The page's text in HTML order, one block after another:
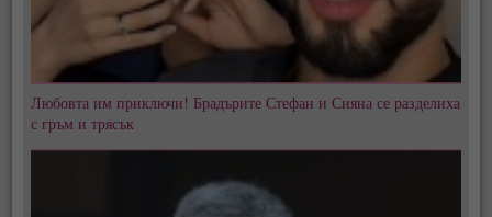
Любовта им приключи! Брадърите Стефан и Сияна се разделиха
с гръм и трясък